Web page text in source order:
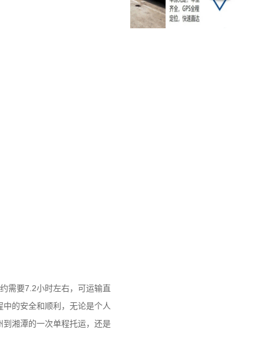
需要7.2小时左右，可运输直
的安全和顺利，无论是个人
湘潭的一次单程托运，还是